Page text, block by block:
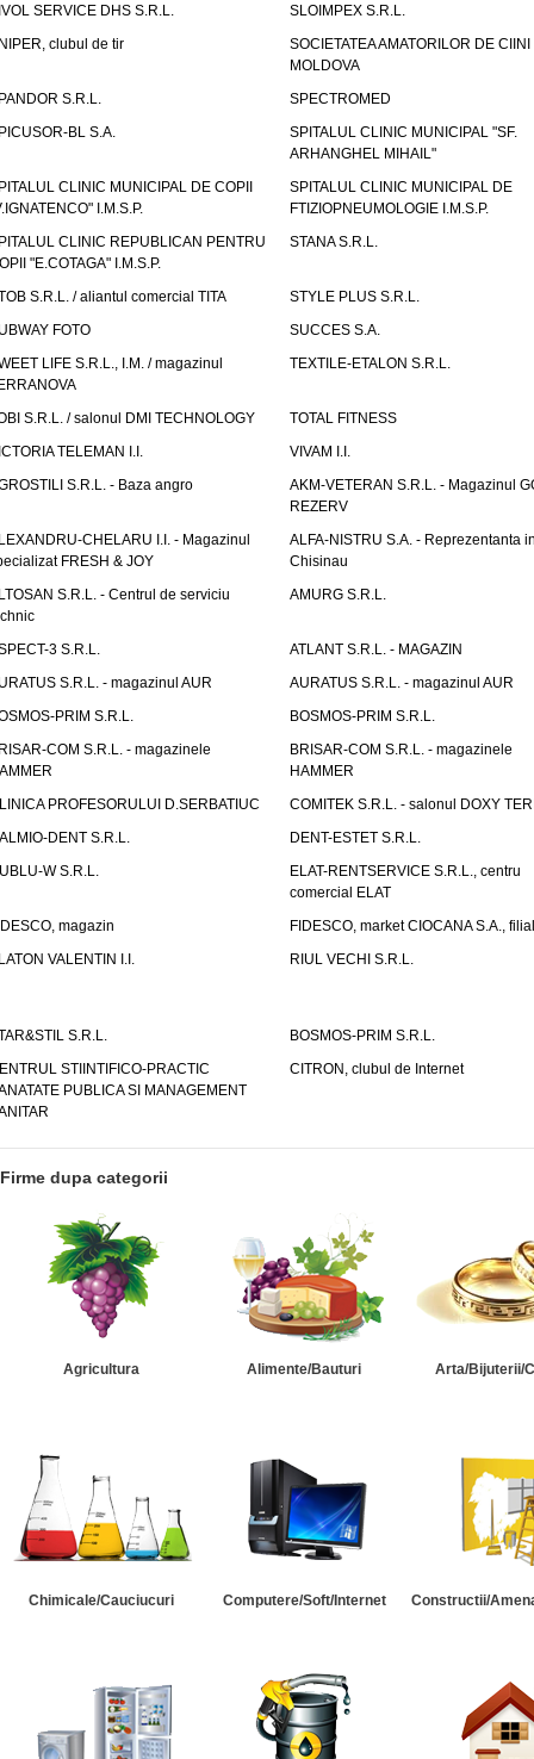
SERVICE DHS S.R.L.
SLOIMPEX S.R.L.
clubul de tir
SOCIETATEA AMATORILOR DE CIINI
MOLDOVA
S.R.L.
SPECTROMED
BL S.A.
SPITALUL CLINIC MUNICIPAL "SF.
ARHANGHEL MIHAIL"
CLINIC MUNICIPAL DE COPII
I.M.S.P.
SPITALUL CLINIC MUNICIPAL DE
FTIZIOPNEUMOLOGIE I.M.S.P.
CLINIC REPUBLICAN PENTRU
"E.COTAGA" I.M.S.P.
STANA S.R.L.
S.R.L. / aliantul comercial TITA
STYLE PLUS S.R.L.
FOTO
SUCCES S.A.
LIFE S.R.L., I.M. / magazinul
TEXTILE-ETALON S.R.L.
S.R.L. / salonul DMI TECHNOLOGY
TOTAL FITNESS
TELEMAN I.I.
VIVAM I.I.
S.R.L. - Baza angro
AKM-VETERAN S.R.L. - Magazinul
REZERV
CHELARU I.I. - Magazinul
FRESH & JOY
ALFA-NISTRU S.A. - Reprezentanta
Chisinau
S.R.L. - Centrul de serviciu
AMURG S.R.L.
3 S.R.L.
ATLANT S.R.L. - MAGAZIN
S.R.L. - magazinul AUR
AURATUS S.R.L. - magazinul AUR
PRIM S.R.L.
BOSMOS-PRIM S.R.L.
COM S.R.L. - magazinele
BRISAR-COM S.R.L. - magazinele
HAMMER
PROFESORULUI D.SERBATIUC
COMITEK S.R.L. - salonul DOXY
DENT S.R.L.
DENT-ESTET S.R.L.
W S.R.L.
ELAT-RENTSERVICE S.R.L., centru
comercial ELAT
magazin
FIDESCO, market CIOCANA S.A.,
VALENTIN I.I.
RIUL VECHI S.R.L.
S.R.L.
BOSMOS-PRIM S.R.L.
STIINTIFICO-PRACTIC
PUBLICA SI MANAGEMENT
CITRON, clubul de Internet
Firme dupa categorii
Agricultura Alimente/Bauturi Arta/Bijuterii/
Chimicale/Cauciucuri Computere/Soft/Internet Constructii/